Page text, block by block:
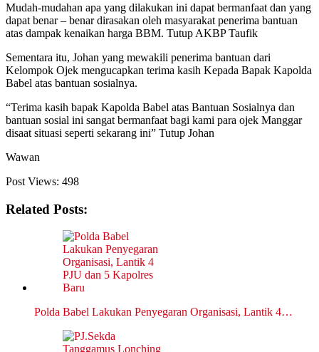
Mudah-mudahan apa yang dilakukan ini dapat bermanfaat dan yang
dapat benar – benar dirasakan oleh masyarakat penerima bantuan
atas dampak kenaikan harga BBM. Tutup AKBP Taufik
Sementara itu, Johan yang mewakili penerima bantuan dari
Kelompok Ojek mengucapkan terima kasih Kepada Bapak Kapolda
Babel atas bantuan sosialnya.
“Terima kasih bapak Kapolda Babel atas Bantuan Sosialnya dan
bantuan sosial ini sangat bermanfaat bagi kami para ojek Manggar
disaat situasi seperti sekarang ini” Tutup Johan
Wawan
Post Views: 498
Related Posts:
Polda Babel Lakukan Penyegaran Organisasi, Lantik 4…